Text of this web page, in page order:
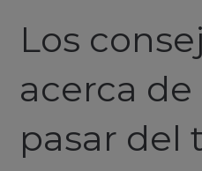
Los
acerca
pasar del
Targeting Cookies